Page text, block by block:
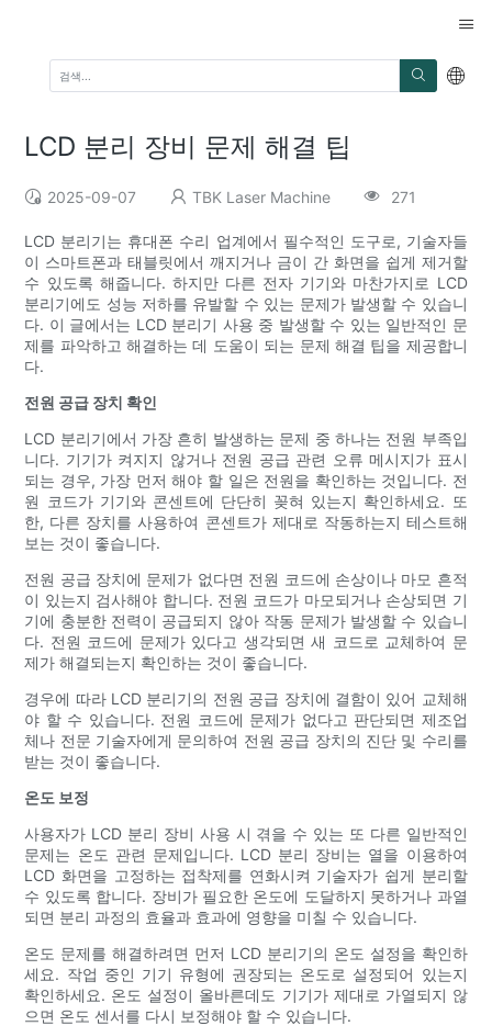
LCD 분리 장비 문제 해결 팁
2025-09-07 TBK Laser Machine 271
LCD 분리기는 휴대폰 수리 업계에서 필수적인 도구로, 기술자들
이 스마트폰과 태블릿에서 깨지거나 금이 간 화면을 쉽게 제거할
수 있도록 해줍니다. 하지만 다른 전자 기기와 마찬가지로 LCD
분리기에도 성능 저하를 유발할 수 있는 문제가 발생할 수 있습니
다. 이 글에서는 LCD 분리기 사용 중 발생할 수 있는 일반적인 문
제를 파악하고 해결하는 데 도움이 되는 문제 해결 팁을 제공합니
다.
전원 공급 장치 확인
LCD 분리기에서 가장 흔히 발생하는 문제 중 하나는 전원 부족입
니다. 기기가 켜지지 않거나 전원 공급 관련 오류 메시지가 표시
되는 경우, 가장 먼저 해야 할 일은 전원을 확인하는 것입니다. 전
원 코드가 기기와 콘센트에 단단히 꽂혀 있는지 확인하세요. 또
한, 다른 장치를 사용하여 콘센트가 제대로 작동하는지 테스트해
보는 것이 좋습니다.
전원 공급 장치에 문제가 없다면 전원 코드에 손상이나 마모 흔적
이 있는지 검사해야 합니다. 전원 코드가 마모되거나 손상되면 기
기에 충분한 전력이 공급되지 않아 작동 문제가 발생할 수 있습니
다. 전원 코드에 문제가 있다고 생각되면 새 코드로 교체하여 문
제가 해결되는지 확인하는 것이 좋습니다.
경우에 따라 LCD 분리기의 전원 공급 장치에 결함이 있어 교체해
야 할 수 있습니다. 전원 코드에 문제가 없다고 판단되면 제조업
체나 전문 기술자에게 문의하여 전원 공급 장치의 진단 및 수리를
받는 것이 좋습니다.
온도 보정
사용자가 LCD 분리 장비 사용 시 겪을 수 있는 또 다른 일반적인
문제는 온도 관련 문제입니다. LCD 분리 장비는 열을 이용하여
LCD 화면을 고정하는 접착제를 연화시켜 기술자가 쉽게 분리할
수 있도록 합니다. 장비가 필요한 온도에 도달하지 못하거나 과열
되면 분리 과정의 효율과 효과에 영향을 미칠 수 있습니다.
온도 문제를 해결하려면 먼저 LCD 분리기의 온도 설정을 확인하
세요. 작업 중인 기기 유형에 권장되는 온도로 설정되어 있는지
확인하세요. 온도 설정이 올바른데도 기기가 제대로 가열되지 않
으면 온도 센서를 다시 보정해야 할 수 있습니다.